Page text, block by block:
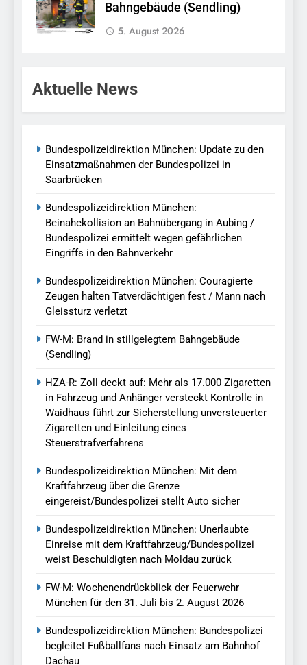
Bahngebäude (Sendling)
5. August 2026
Aktuelle News
Bundespolizeidirektion München: Update zu den
Einsatzmaßnahmen der Bundespolizei in
Saarbrücken
Bundespolizeidirektion München:
Beinahekollision an Bahnübergang in Aubing /
Bundespolizei ermittelt wegen gefährlichen
Eingriffs in den Bahnverkehr
Bundespolizeidirektion München: Couragierte
Zeugen halten Tatverdächtigen fest / Mann nach
Gleissturz verletzt
FW-M: Brand in stillgelegtem Bahngebäude
(Sendling)
HZA-R: Zoll deckt auf: Mehr als 17.000 Zigaretten
in Fahrzeug und Anhänger versteckt Kontrolle in
Waidhaus führt zur Sicherstellung unversteuerter
Zigaretten und Einleitung eines
Steuerstrafverfahrens
Bundespolizeidirektion München: Mit dem
Kraftfahrzeug über die Grenze
eingereist/Bundespolizei stellt Auto sicher
Bundespolizeidirektion München: Unerlaubte
Einreise mit dem Kraftfahrzeug/Bundespolizei
weist Beschuldigten nach Moldau zurück
FW-M: Wochenendrückblick der Feuerwehr
München für den 31. Juli bis 2. August 2026
Bundespolizeidirektion München: Bundespolizei
begleitet Fußballfans nach Einsatz am Bahnhof
Dachau